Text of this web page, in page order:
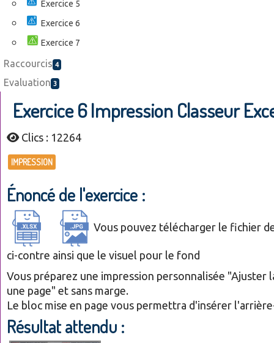
Exercice 5
Exercice 6
Exercice 7
Raccourcis 4
Evaluation 3
Exercice 6 Impression Classeur
Clics : 12264
IMPRESSION
Énoncé de l'exercice :
Vous pouvez télécharger le fichier
ci-contre ainsi que le visuel pour le fond
Vous préparez une impression personnalisée "Ajuster
une page" et sans marge.
Le bloc mise en page vous permettra d'insérer
Résultat attendu :